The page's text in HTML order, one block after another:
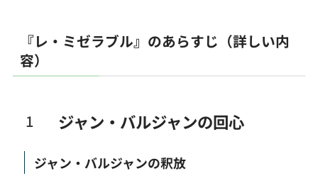
『レ・ミゼラブル』のあらすじ（詳しい内
容）
ジャン・バルジャンの回心
ジャン・バルジャンの釈放